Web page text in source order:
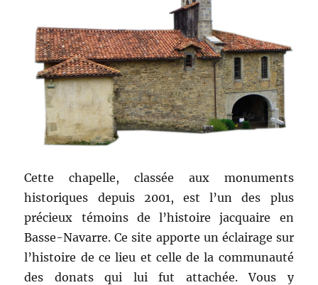
Cette chapelle, classée aux monuments
historiques depuis 2001, est l’un des plus
précieux témoins de l’histoire jacquaire en
Basse-Navarre. Ce site apporte un éclairage sur
l’histoire de ce lieu et celle de la communauté
des donats qui lui fut attachée. Vous y